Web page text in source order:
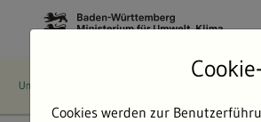
Cookies werden zur